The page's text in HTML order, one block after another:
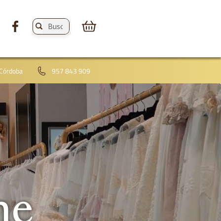
Buscar
productos:
957 843 909